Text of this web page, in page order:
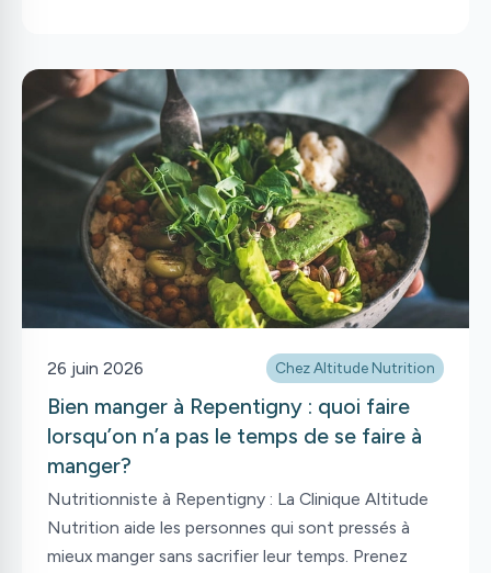
leur faible teneur en gras, en sodium ou leur
originalité pour accompagner à merveille vos repas
estivaux. Quelles sont les vinaigrettes les plus
santé?
26 juin 2026 Chez Altitude Nutrition
Bien manger à Repentigny : quoi faire
lorsqu’on n’a pas le temps de se faire à
manger?
Nutritionniste à Repentigny : La Clinique Altitude
Nutrition aide les personnes qui sont pressés à
mieux manger sans sacrifier leur temps. Prenez